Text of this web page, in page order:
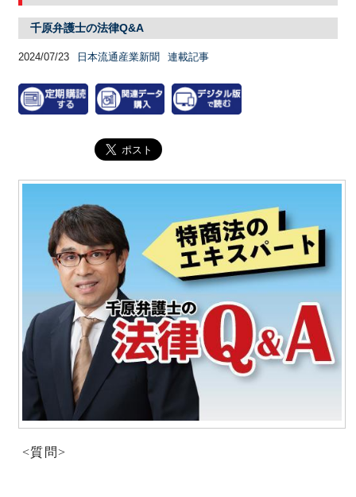
千原弁護士の法律Q&A
2024/07/23 日本流通産業新聞 連載記事
<質問>